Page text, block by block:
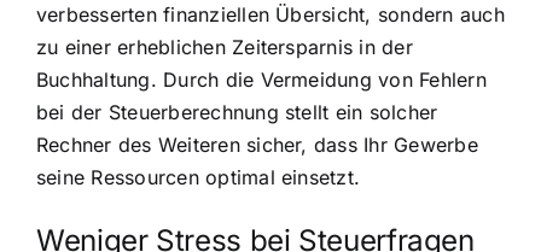
verbesserten finanziellen Übersicht, sondern auch
zu einer erheblichen Zeitersparnis in der
Buchhaltung. Durch die Vermeidung von Fehlern
bei der Steuerberechnung stellt ein solcher
Rechner des Weiteren sicher, dass Ihr Gewerbe
seine Ressourcen optimal einsetzt.
Weniger Stress bei Steuerfragen